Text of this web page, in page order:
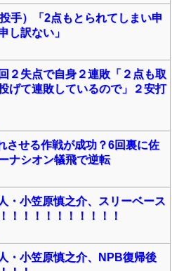
手）「2点もとられてしまい申
し訳ない」
２失点で自身２連敗「２点も取
げて連敗しているので」２安打
させる作戦が成功？6回裏に佐
ナシオン犠飛で逆転
・小笠原慎之介、スリーベース
！！！！！！！！！！
・小笠原慎之介、NPB復帰後